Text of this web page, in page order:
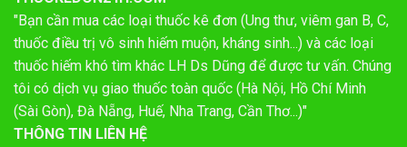
"Bạn cần mua các loại thuốc kê đơn (Ung thư, viêm gan B, C,
thuốc điều trị vô sinh hiếm muộn, kháng sinh...) và các loại
thuốc hiếm khó tìm khác LH Ds Dũng để được tư vấn. Chúng
tôi có dịch vụ giao thuốc toàn quốc (Hà Nội, Hồ Chí Minh
(Sài Gòn), Đà Nẵng, Huế, Nha Trang, Cần Thơ...)"
THÔNG TIN LIÊN HỆ